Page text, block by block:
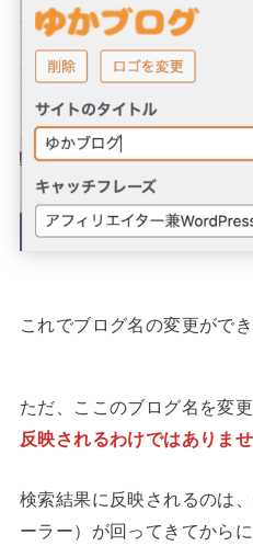
これでブログ名の変更がで
ただ、ここのブログ名を変
反映されるわけではありませ
検索結果に反映されるのは
ーラー）が回ってきてからに